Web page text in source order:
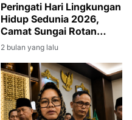
Peringati Hari Lingkungan
Hidup Sedunia 2026,
Camat Sungai Rotan
Pimpin Giat Jumat Bersih
di Lingkungan Kantor
Kecamatan
2 bulan yang lalu